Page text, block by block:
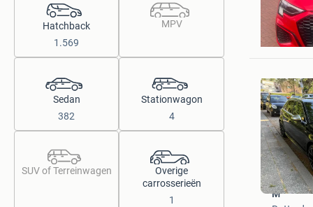
Hatchback
1.569
MPV
Sedan
382
Stationwagon
4
SUV of Terreinwagen
Overige
carrosserieën
1
Mats
M